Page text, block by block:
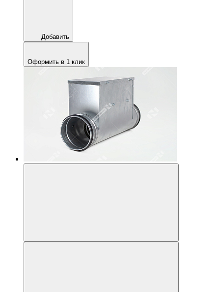
Добавить
Оформить в 1 клик